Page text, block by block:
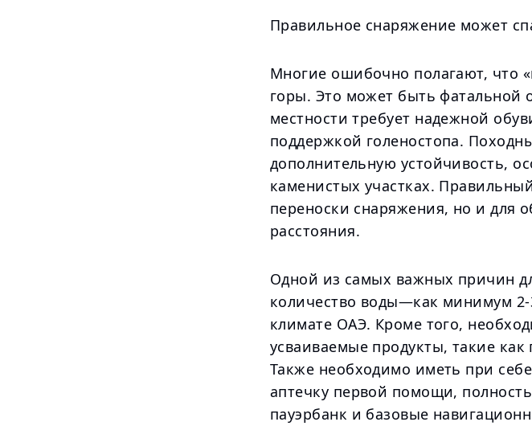
Правильное снаряжение может
Многие ошибочно полагают, что
горы. Это может быть
местности требует надежной
поддержкой голеностопа.
дополнительную устойчивость,
каменистых участках.
переноски снаряжения, но и для
расстояния.
Одной из самых важных причин
количество воды—как минимум
климате ОАЭ. Кроме того,
усваиваемые продукты, такие
Также необходимо иметь при
аптечку первой помощи,
пауэрбанк и базовые